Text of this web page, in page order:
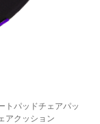
トパッドチェアパッ
アクッション